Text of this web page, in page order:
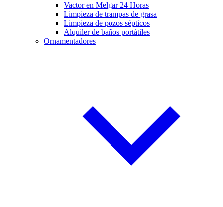
Vactor en Melgar 24 Horas
Limpieza de trampas de grasa
Limpieza de pozos sépticos
Alquiler de baños portátiles
Ornamentadores